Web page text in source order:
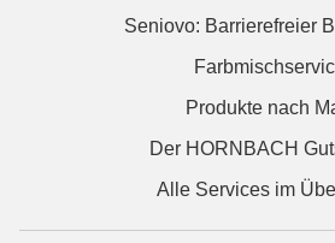
Seniovo: Barrierefreier
Produkte nach
Der HORNBACH
Alle Services im